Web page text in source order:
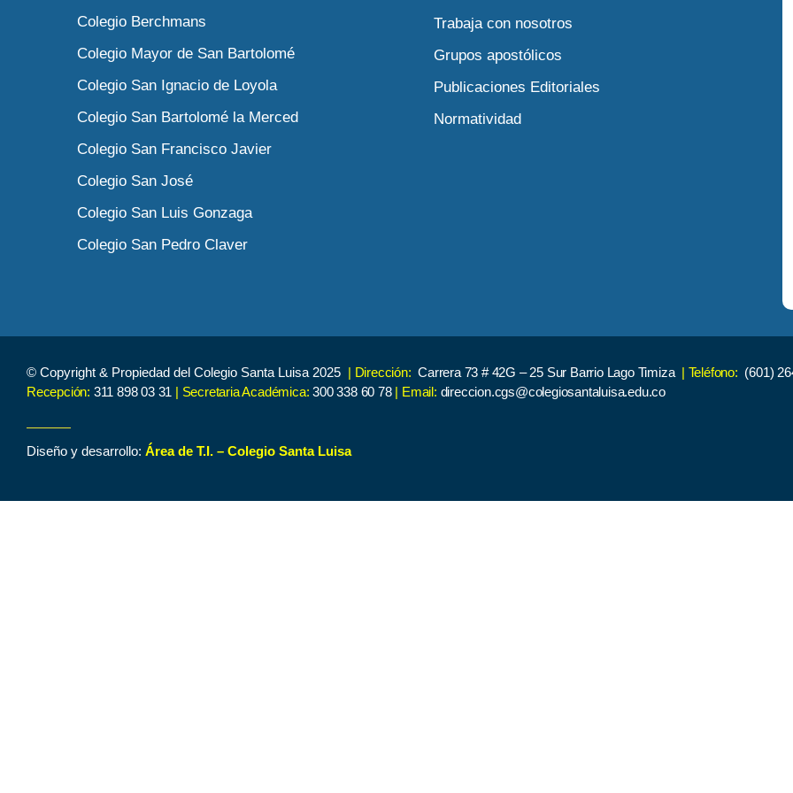
Colegio Berchmans
Colegio Mayor de San Bartolomé
Colegio San Ignacio de Loyola
Colegio San Bartolomé la Merced
Colegio San Francisco Javier
Colegio San José
Colegio San Luis Gonzaga
Colegio San Pedro Claver
Trabaja con nosotros
Grupos apostólicos
Publicaciones Editoriales
Normatividad
© Copyright & Propiedad del Colegio Santa Luisa 2025 | Dirección: Carrera 73 # 42G – 25 Sur Barrio Lago Timiza | Teléfono: (601)
Recepción: 311 898 03 31 | Secretaria Académica:300 338 60 78 | Email: direccion.cgs@colegiosantaluisa.edu.co
Diseño y desarrollo: Área de T.I. – Colegio Santa Luisa